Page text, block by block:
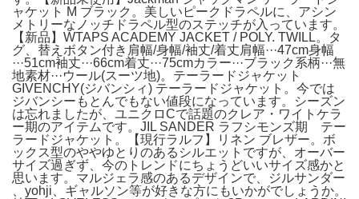
ャケット M ブラック。美しいピークドラペルに、アシン
メトリーなノッチドラペル型のステッチが入っています。
【新品】WTAPS ACADEMY JACKET / POLY. TWILL。タ
グ、替えボタン付き肩幅/身幅/袖丈/着丈肩幅···47cm身幅
···51cm袖丈···66cm着丈···75cmカラー···ブラック系柄···無
地素材···ウール(スーツ地)。テーラードジャケット
GIVENCHY(ジバンシィ) テーラードジャケット。今では
ジバンシーもとんでもない値段になっています。シーズン
は忘れましたが、ユニクロCで話題のクレア・ワイトケラ
ー期のアイテムです。JIL SANDER ラフシモンズ期 テー
ラードジャケット。【現行ラルフ】リネン ブレザー。ボ
ックス型のややゆとりのあるシルエットですが、オーバー
サイズ過ぎず、今のトレンドにちょうどいいサイズ感かと
思います。マルジェラ感のあるデザインで、ジルサンダー
、yohji、ギャルソン等が好きな方にもいかがでしょうか。